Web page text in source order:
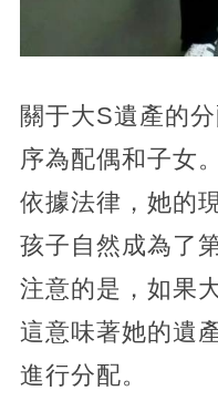
關于大S遺產的
序為配偶和子女
依據法律，她的
孩子自然成為了
注意的是，如果
這意味著她的遺
進行分配。